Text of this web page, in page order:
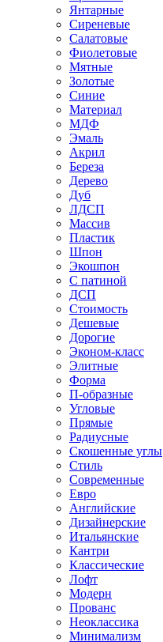
Янтарные
Сиреневые
Салатовые
Фиолетовые
Мятные
Золотые
Синие
Материал
МДФ
Эмаль
Акрил
Береза
Дерево
Дуб
ЛДСП
Массив
Пластик
Шпон
Экошпон
С патиной
ДСП
Стоимость
Дешевые
Дорогие
Эконом-класс
Элитные
Форма
П-образные
Угловые
Прямые
Радиусные
Скошенные углы
Стиль
Современные
Евро
Английские
Дизайнерские
Итальянские
Кантри
Классические
Лофт
Модерн
Прованс
Неоклассика
Минимализм